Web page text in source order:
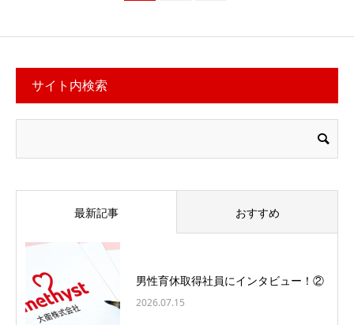
サイト内検索
最新記事 おすすめ
男性育休取得社員にインタビュー！②
2026.07.15